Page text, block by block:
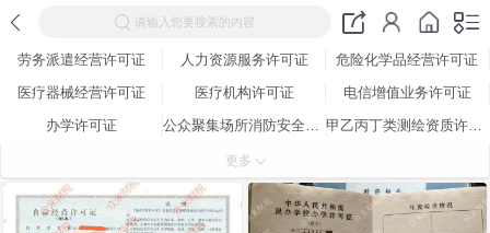
请输入您要搜索的内容
劳务派遣经营许可证 人力资源服务许可证
危险化学品经营许可证
医疗器械经营许可证
医疗机构许可证
电信增值业务许可证
办学许可证
公众聚集场所消防安全检查合格证
甲乙丙丁类测绘资质许可证
营业性演出许可证
道路运输许可证
出版物经营许可证
广播电视节目制作许可证
特种设备生产许可证
更多